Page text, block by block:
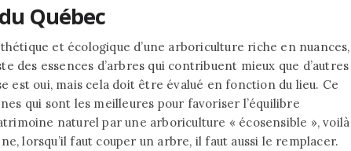
Québec
et écologique d’une arboriculture riche en nuances,
des essences d’arbres qui contribuent mieux que d’autres
est oui, mais cela doit être évalué en fonction du lieu. Ce
qui sont les meilleures pour favoriser l’équilibre
naturel par une arboriculture « écosensible », voilà
lorsqu’il faut couper un arbre, il faut aussi le remplacer.